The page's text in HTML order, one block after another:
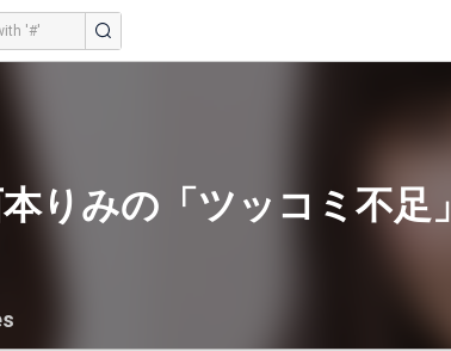
りみの「ツッコミ不足」